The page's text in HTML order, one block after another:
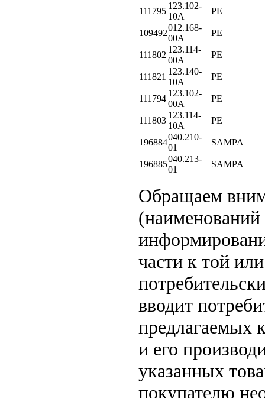
111795
123.102-
10A
PE
109492
012.168-
00A
PE
111802
123.114-
00A
PE
111821
123.140-
10A
PE
111794
123.102-
00A
PE
111803
123.114-
10A
PE
196884
040.210-
01
SAMPA
196885
040.213-
01
SAMPA
Обращаем
(наименований
части к той
вводит
предлагаемых
и его
указанных
покупателю